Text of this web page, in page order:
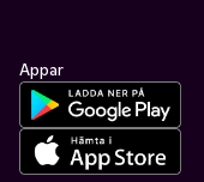
Appar